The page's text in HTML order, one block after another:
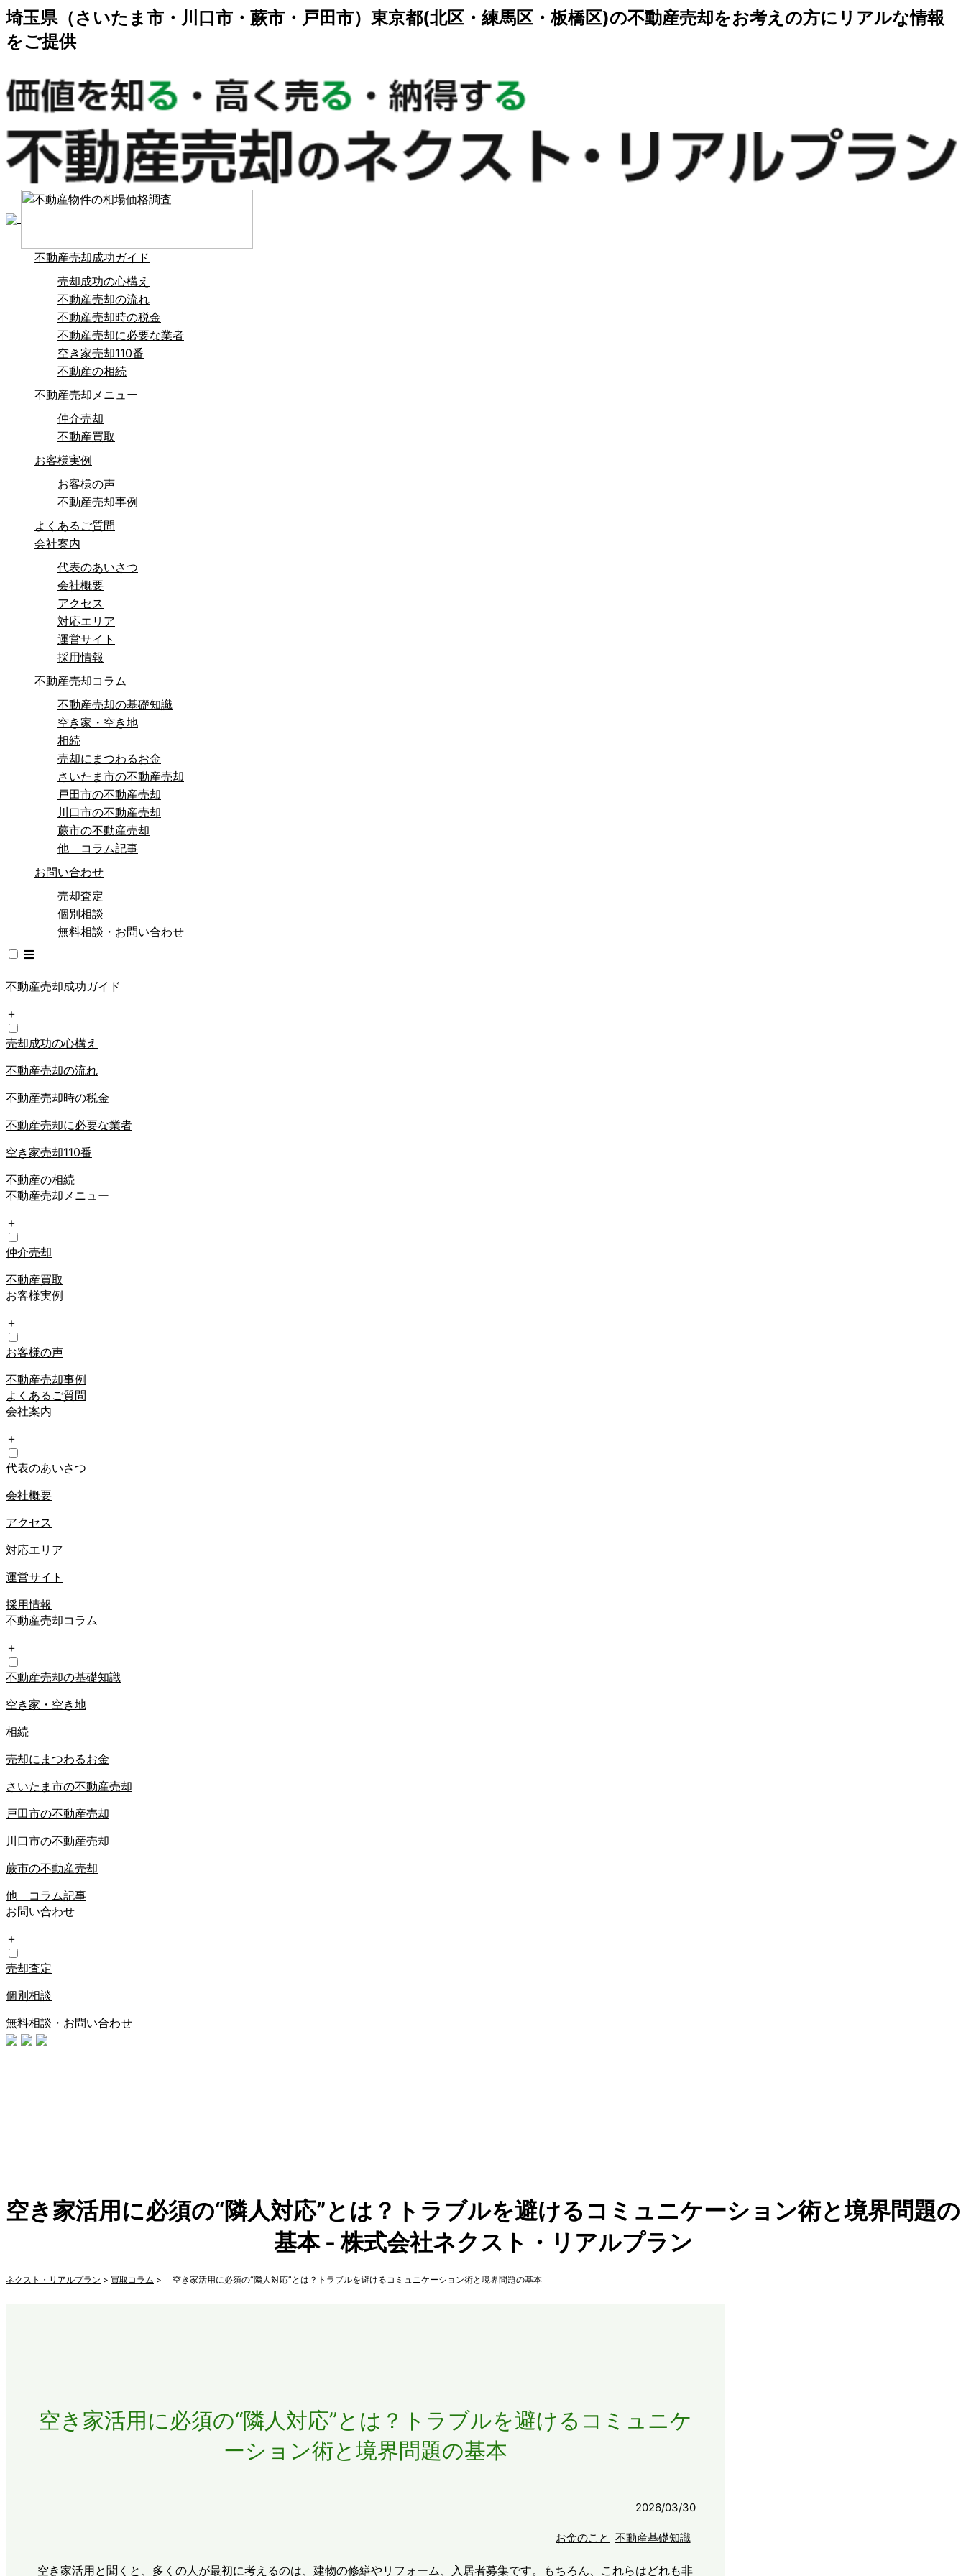
埼玉県（さいたま市・川口市・蕨市・戸田市）東京都(北区・練馬区・板橋区)の不動産売却をお考えの方にリアルな情報
をご提供
不動産売却成功ガイド
売却成功の心構え
不動産売却の流れ
不動産売却時の税金
不動産売却に必要な業者
空き家売却110番
不動産の相続
不動産売却メニュー
仲介売却
不動産買取
お客様実例
お客様の声
不動産売却事例
よくあるご質問
会社案内
代表のあいさつ
会社概要
アクセス
対応エリア
運営サイト
採用情報
不動産売却コラム
不動産売却の基礎知識
空き家・空き地
相続
売却にまつわるお金
さいたま市の不動産売却
戸田市の不動産売却
川口市の不動産売却
蕨市の不動産売却
他 コラム記事
お問い合わせ
売却査定
個別相談
無料相談・お問い合わせ
不動産売却成功ガイド
＋
売却成功の心構え
不動産売却の流れ
不動産売却時の税金
不動産売却に必要な業者
空き家売却110番
不動産の相続
不動産売却メニュー
＋
仲介売却
不動産買取
お客様実例
＋
お客様の声
不動産売却事例
よくあるご質問
会社案内
＋
代表のあいさつ
会社概要
アクセス
対応エリア
運営サイト
採用情報
不動産売却コラム
＋
不動産売却の基礎知識
空き家・空き地
相続
売却にまつわるお金
さいたま市の不動産売却
戸田市の不動産売却
川口市の不動産売却
蕨市の不動産売却
他 コラム記事
お問い合わせ
＋
売却査定
個別相談
無料相談・お問い合わせ
​空き家活用に必須の“隣人対応”とは？トラブルを避けるコミュニケーション術と境界問題の
基本 - 株式会社ネクスト・リアルプラン
ネクスト・リアルプラン > 買取コラム > 空き家活用に必須の“隣人対応”とは？トラブルを避けるコミュニケーション術と境界問題の基本
空き家活用に必須の“隣人対応”とは？トラブルを避けるコミュニケ
ーション術と境界問題の基本
2026/03/30
お金のこと 不動産基礎知識
空き家活用と聞くと、多くの人が最初に考えるのは、建物の修繕やリフォーム、入居者募集です。もちろん、これらはどれも非